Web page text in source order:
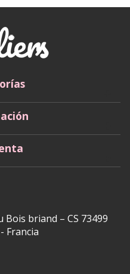
Bois briand – CS 73499
Francia